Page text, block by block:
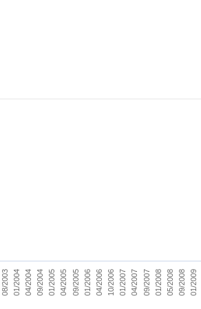
08/2003 01/2004 04/2004 09/2004 01/2005 04/2005 09/2005 01/2006 04/2006 10/2006 01/2007 04/2007 09/2007 01/2008 05/2008 09/2008 01/2009